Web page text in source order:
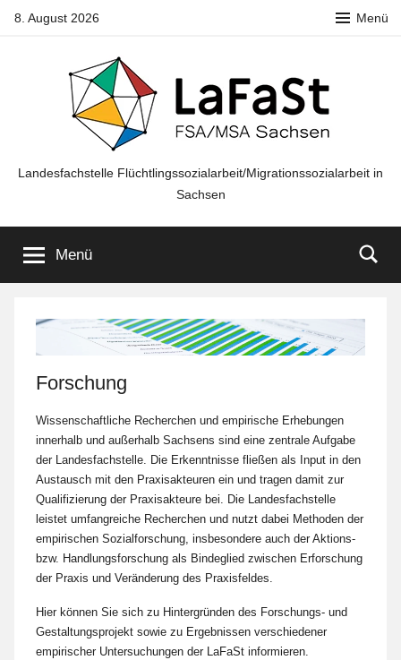
Zum8. August 2026 Menü
LaFaSt
FSA/MSA
Sachsen
Landesfachstelle Flüchtlingssozialarbeit/Migrationssozialarbeit in
Sachsen
Menü
Forschung
Wissenschaftliche Recherchen und empirische Erhebungen
innerhalb und außerhalb Sachsens sind eine zentrale Aufgabe
der Landesfachstelle. Die Erkenntnisse fließen als Input in den
Austausch mit den Praxisakteuren ein und tragen damit zur
Qualifizierung der Praxisakteure bei. Die Landesfachstelle
leistet umfangreiche Recherchen und nutzt dabei Methoden der
empirischen Sozialforschung, insbesondere auch der Aktions-
bzw. Handlungsforschung als Bindeglied zwischen Erforschung
der Praxis und Veränderung des Praxisfeldes.
Hier können Sie sich zu Hintergründen des Forschungs- und
Gestaltungsprojekt sowie zu Ergebnissen verschiedener
empirischer Untersuchungen der LaFaSt informieren.